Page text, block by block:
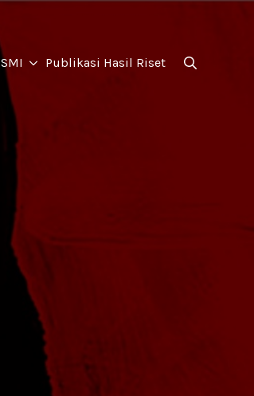
SMI Publikasi Hasil Riset